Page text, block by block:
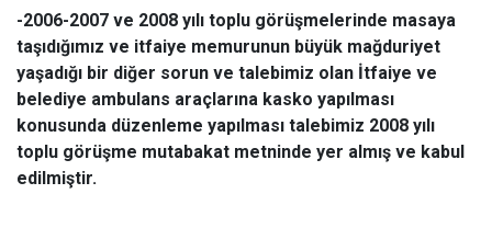
-2006-2007 ve 2008 yılı toplu görüşmelerinde masaya
taşıdığımız ve itfaiye memurunun büyük mağduriyet
yaşadığı bir diğer sorun ve talebimiz olan İtfaiye ve
belediye ambulans araçlarına kasko yapılması
konusunda düzenleme yapılması talebimiz 2008 yılı
toplu görüşme mutabakat metninde yer almış ve kabul
edilmiştir.